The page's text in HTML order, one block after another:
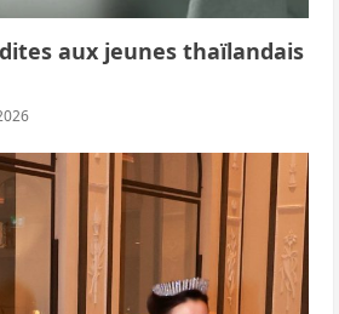
aux jeunes thaïlandais